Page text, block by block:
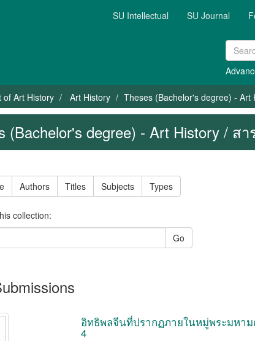
SU Intellectual SU Journal
of Art History Art History Theses (Bachelor's degree) -
(Bachelor's degree) - Art History /
Authors Titles Subjects Types
collection:
Go
อิทธิพลจีนที่ปรากฏภายในหมู่พระมหา
4